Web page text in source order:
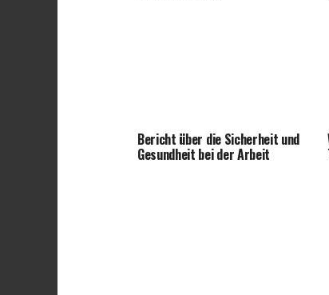
Bericht über die Sicherheit und
Gesundheit bei der Arbeit